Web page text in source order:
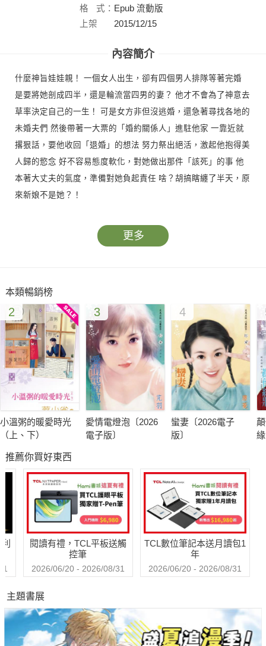
格
式： Epub 流動版
上架
2015/12/15
內容簡介
什麼神旨娃娃親！ 一個女人出生，卻有四個男人排隊等著完婚
是要將她剖成四半，還是輪流當四男的妻？ 他才不會為了神意去
草率決定自己的一生！ 可是女方非但沒逃婚，還急著尋找各地的
未婚夫們 然後帶著一大票的「婚約關係人」進駐他家 一靠近就
撂狠話，要他收回「退婚」的想法 努力祭出絕活，激起他抱得美
人歸的慾念 好不容易態度軟化，對她做出那件「該死」的事 他
本著大丈夫的氣度，準備對她負起責任 啥？胡搞瞎纏了半天，原
來新娘不是她？！
更多
本類暢銷榜
2
小溫粥的暖愛時光
（上、下）
3
愛情電燈泡〔2026
電子版〕
4
蠻妻〔2026電子
版〕
推薦你買好東西
閱讀有禮，TCL平板送觸
控筆
2026/06/20 - 2026/08/31
TCL數位筆記本送月讀包1
年
2026/06/20 - 2026/08/31
主題書展